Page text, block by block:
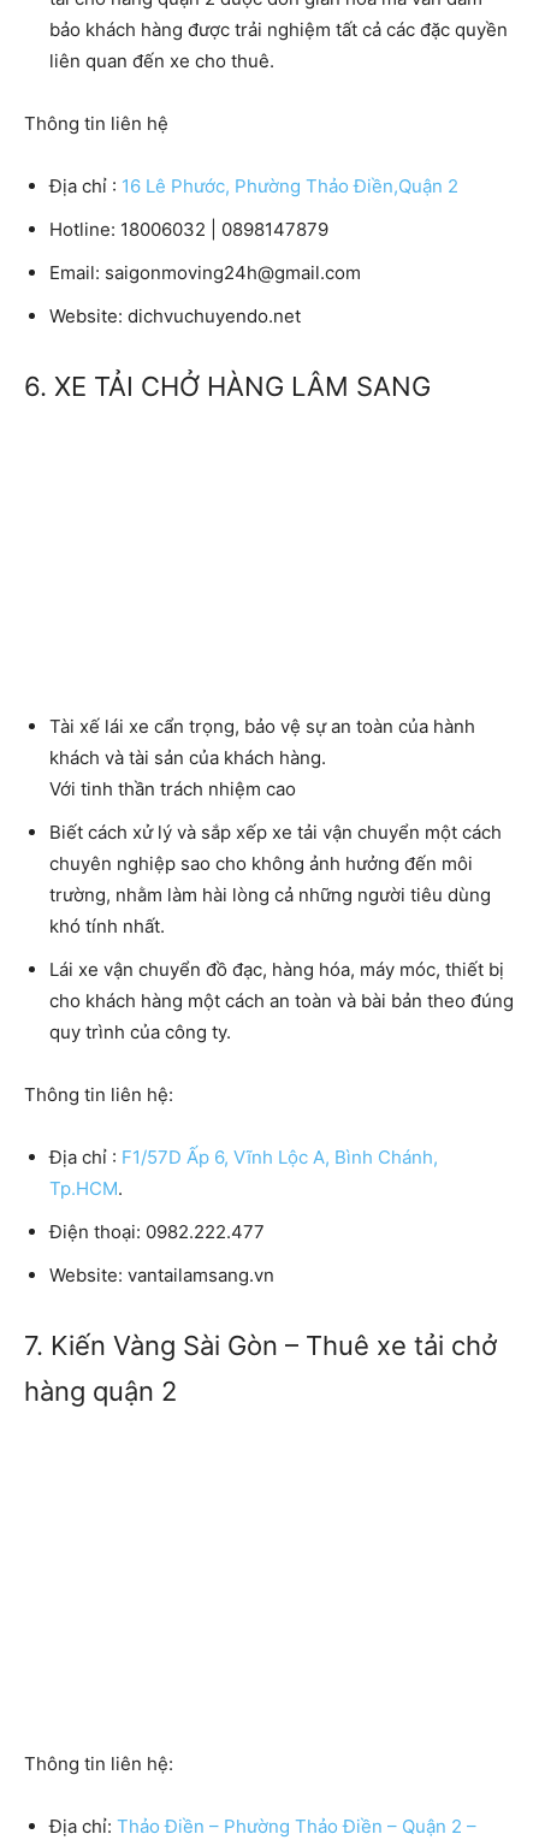
bảo khách hàng được trải nghiệm tất cả các đặc quyền
liên quan đến xe cho thuê.
Thông tin liên hệ
Địa chỉ : 16 Lê Phước, Phường Thảo Điền,Quận 2
Hotline: 18006032 | 0898147879
Email: saigonmoving24h@gmail.com
Website: dichvuchuyendo.net
6. XE TẢI CHỞ HÀNG LÂM SANG
Tài xế lái xe cẩn trọng, bảo vệ sự an toàn của hành
khách và tài sản của khách hàng.
Với tinh thần trách nhiệm cao
Biết cách xử lý và sắp xếp xe tải vận chuyển một cách
chuyên nghiệp sao cho không ảnh hưởng đến môi
trường, nhằm làm hài lòng cả những người tiêu dùng
khó tính nhất.
Lái xe vận chuyển đồ đạc, hàng hóa, máy móc, thiết bị
cho khách hàng một cách an toàn và bài bản theo đúng
quy trình của công ty.
Thông tin liên hệ:
Địa chỉ : F1/57D Ấp 6, Vĩnh Lộc A, Bình Chánh,
Tp.HCM.
Điện thoại: 0982.222.477
Website: vantailamsang.vn
7. Kiến Vàng Sài Gòn – Thuê xe tải chở
hàng quận 2
Thông tin liên hệ:
Địa chỉ: Thảo Điền – Phường Thảo Điền – Quận 2 –